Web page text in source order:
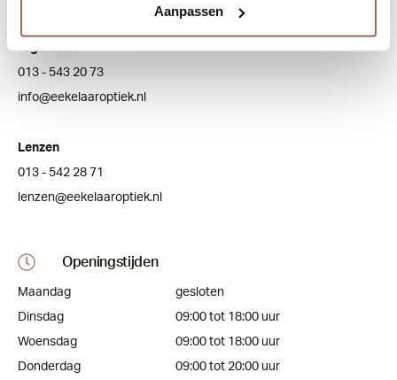
Aanpassen
Klantenservice
Algemeen
013 - 543 20 73
info@eekelaaroptiek.nl
Lenzen
013 - 542 28 71
lenzen@eekelaaroptiek.nl
Openingstijden
Maandag
gesloten
Dinsdag
09:00 tot 18:00 uur
Woensdag
09:00 tot 18:00 uur
Donderdag
09:00 tot 20:00 uur